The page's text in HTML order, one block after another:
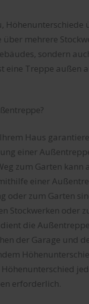
Höhenunterschiede
mehrere
sondern
eine Treppe außen
Haus
einer
zum Garten kann
einer
oder zum Garten
Stockwerken oder
die
der Garage und
erforderlich.